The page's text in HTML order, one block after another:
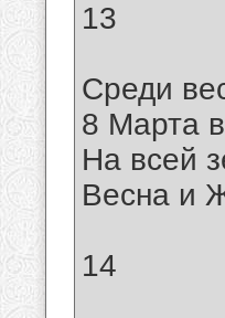
13
Среди
8 Марта
На всей
Весна и
14